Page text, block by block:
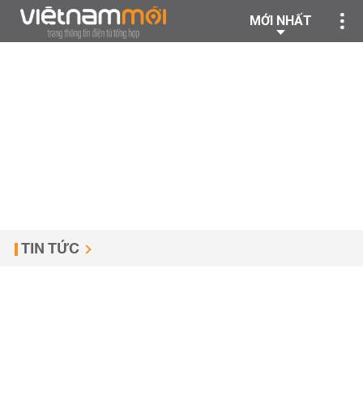
MỚI NHẤT
TIN TỨC